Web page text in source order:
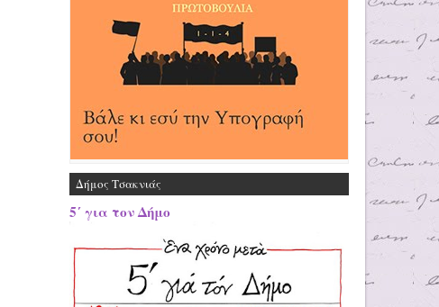
Δήμος Τσακνιάς
5΄ για τον Δήμο